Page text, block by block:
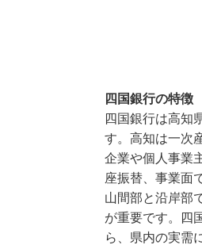
四国銀行の特徴
四国銀行は高知
す。高知は一次
企業や個人事業
座振替、事業面
山間部と沿岸部
が重要です。四
ら、県内の実需